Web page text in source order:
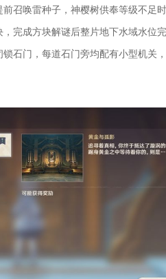
召唤雷种子，神樱树供奉等级不足
完成方块解谜后整片地下水域水位
石门，每道石门旁均配有小型机关